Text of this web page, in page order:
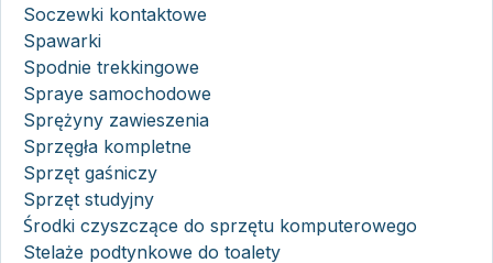
Soczewki kontaktowe
Spawarki
Spodnie trekkingowe
Spraye samochodowe
Sprężyny zawieszenia
Sprzęgła kompletne
Sprzęt gaśniczy
Sprzęt studyjny
Środki czyszczące do sprzętu komputerowego
Stelaże podtynkowe do toalety